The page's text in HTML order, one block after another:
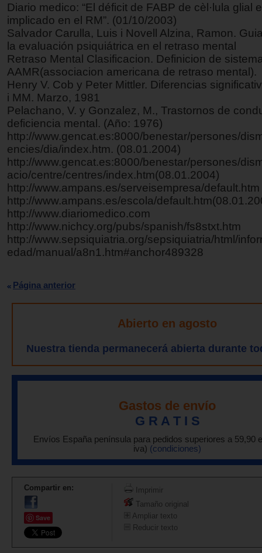
Diario medico: “El déficit de FABP de cèl·lula glial
implicado en el RM”. (01/10/2003)
Salvador Carulla, Luis i Novell Alzina, Ramon.
la evaluación psiquiátrica en el retraso mental
Retraso Mental Clasificacion. Definicion de
AAMR(associacion americana de retraso mental).
Henry V. Cob y Peter Mittler. Diferencias
i MM. Marzo, 1981
Pelachano, V. y Gonzalez, M., Trastornos de
deficiencia mental. (Año: 1976)
http://www.gencat.es:8000/benestar/persones/
encies/dia/index.htm. (08.01.2004)
http://www.gencat.es:8000/benestar/persones/
acio/centre/centres/index.htm(08.01.2004)
http://www.ampans.es/serveisempresa/
http://www.ampans.es/escola/
http://www.diariomedico.com
http://www.nichcy.org/pubs/spanish/fs8stxt.htm
http://www.sepsiquiatria.org/sepsiquiatria/html/
edad/manual/a8n1.htm#anchor489328
Página anterior
Abierto en agosto
Nuestra tienda permanecerá abierta durante
Gastos de envío
G R A T I S
Envíos España península para pedidos superiores a 59,90
iva) (condiciones)
Compartir en:
Save
Imprimir
Tamaño original
Ampliar texto
Reducir texto